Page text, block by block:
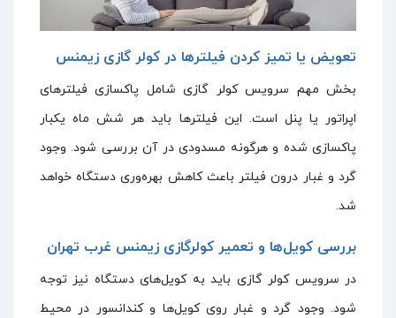
تعویض یا تمیز کردن فیلتر‌ها در کولر گازی زیمنس
بخش مهم سرویس کولر گازی شامل پاکسازی فیلتر‌های
اپراتور یا پنل است. این فیلترها باید هر شش ماه یکبار
پاکسازی شده و هرگونه مسدودی در آن بررسی شود. وجود
گرد و غبار درون فیلتر باعث کاهش بهره‌وری دستگاه خواهد
شد.
بررسی کویل‌ها و تعمیر کولرگازی زیمنس غرب تهران
در سرویس کولر گازی باید به کویل‌های دستگاه نیز توجه
شود. وجود گرد و غبار روی کویل‌ها و کندانسور در محیط